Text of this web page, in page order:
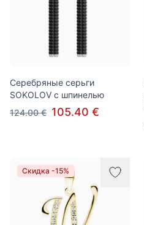
Cеребряные cерьги
SOKOLOV с шпинелью
124.00 € 105.40 €
Скидка -15%